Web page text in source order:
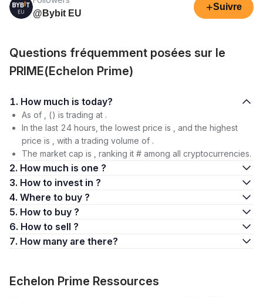
@Bybit EU
+Suivre
Questions fréquemment posées sur le
PRIME(Echelon Prime)
1. How much is today?
As of , () is trading at .
In the last 24 hours, the lowest price is , and the highest
price is , with a trading volume of .
The market cap is , ranking it # among all cryptocurrencies.
2. How much is one ?
3. How to invest in ?
4. Where to buy ?
5. How to buy ?
6. How to sell ?
7. How many are there?
Echelon Prime Ressources